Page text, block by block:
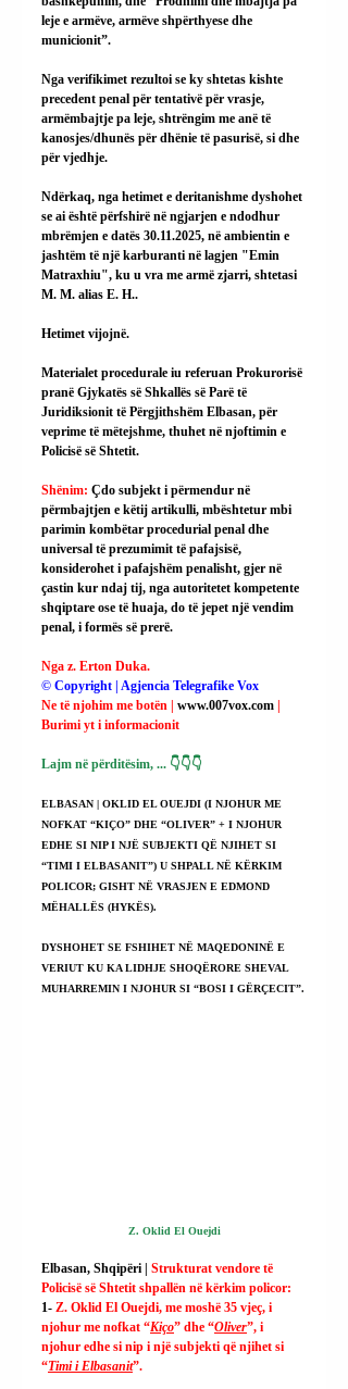
leje e armëve, armëve shpërthyese dhe
municionit”.
Nga verifikimet rezultoi se ky shtetas kishte
precedent penal për tentativë për vrasje,
armëmbajtje pa leje, shtrëngim me anë të
kanosjes/dhunës për dhënie të pasurisë, si dhe
për vjedhje.
Ndërkaq, nga hetimet e deritanishme dyshohet
se ai është përfshirë në ngjarjen e ndodhur
mbrëmjen e datës 30.11.2025, në ambientin e
jashtëm të një karburanti në lagjen "Emin
Matraxhiu", ku u vra me armë zjarri, shtetasi
M. M. alias E. H..
Hetimet vijojnë.
Materialet procedurale iu referuan Prokurorisë
pranë Gjykatës së Shkallës së Parë të
Juridiksionit të Përgjithshëm Elbasan, për
veprime të mëtejshme, thuhet në njoftimin e
Policisë së Shtetit.
Shënim: Çdo subjekt i përmendur në
përmbajtjen e këtij artikulli, mbështetur mbi
parimin kombëtar procedurial penal dhe
universal të prezumimit të pafajsisë,
konsiderohet i pafajshëm penalisht, gjer në
çastin kur ndaj tij, nga autoritetet kompetente
shqiptare ose të huaja, do të jepet një vendim
penal, i formës së prerë.
Nga z. Erton Duka.
© Copyright | Agjencia Telegrafike Vox
Ne të njohim me botën | www.007vox.com |
Burimi yt i informacionit
Lajm në përditësim, ... 👇👇👇
ELBASAN | OKLID EL OUEJDI (I NJOHUR ME
NOFKAT “KIÇO” DHE “OLIVER” + I NJOHUR
EDHE SI NIP I NJË SUBJEKTI QË NJIHET SI
“TIMI I ELBASANIT”) U SHPALL NË KËRKIM
POLICOR; GISHT NË VRASJEN E EDMOND
MËHALLËS (HYKËS).
DYSHOHET SE FSHIHET NË MAQEDONINË E
VERIUT KU KA LIDHJE SHOQËRORE SHEVAL
MUHARREMIN I NJOHUR SI “BOSI I GËRÇECIT”.
Z. Oklid El Ouejdi
Elbasan, Shqipëri | Strukturat vendore të
Policisë së Shtetit shpallën në kërkim policor:
1- Z. Oklid El Ouejdi, me moshë 35 vjeç, i
njohur me nofkat “Kiço” dhe “Oliver”, i
njohur edhe si nip i një subjekti që njihet si
“Timi i Elbasanit”.